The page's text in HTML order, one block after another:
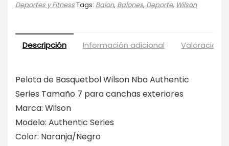
Deportes y FitnessTags: Balon, Balones, Deporte, Wilson
Descripción Información adicional
Pelota de Basquetbol Wilson Nba Authentic
Series Tamaño 7 para canchas exteriores
Marca: Wilson
Modelo: Authentic Series
Color: Naranja/Negro